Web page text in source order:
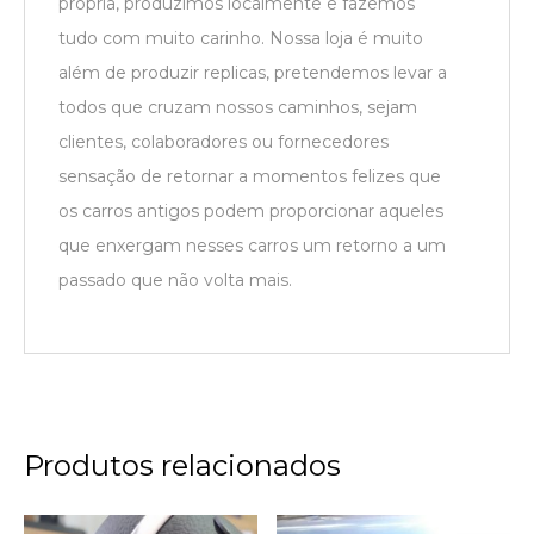
tudo com muito carinho. Nossa loja é muito
além de produzir replicas, pretendemos levar a
todos que cruzam nossos caminhos, sejam
clientes, colaboradores ou fornecedores
sensação de retornar a momentos felizes que
os carros antigos podem proporcionar aqueles
que enxergam nesses carros um retorno a um
passado que não volta mais.
Produtos relacionados